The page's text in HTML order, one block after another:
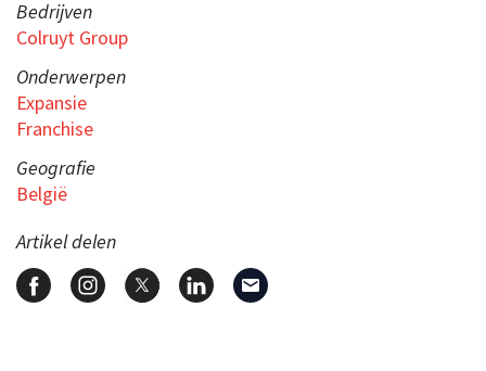
Bedrijven
Colruyt Group
Onderwerpen
Expansie
Franchise
Geografie
België
Artikel delen